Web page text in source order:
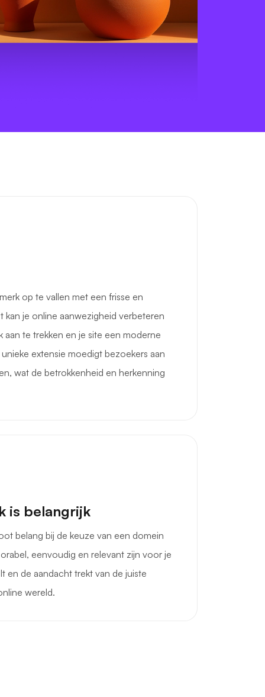
op te vallen met een frisse en
kan je online aanwezigheid verbeteren
te trekken en je site een moderne
extensie moedigt bezoekers aan
wat de betrokkenheid en herkenning
is belangrijk
belang bij de keuze van een domein
eenvoudig en relevant zijn voor je
en de aandacht trekt van de juiste
wereld.